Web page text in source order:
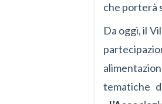
che porterà
Da oggi, il
tematiche